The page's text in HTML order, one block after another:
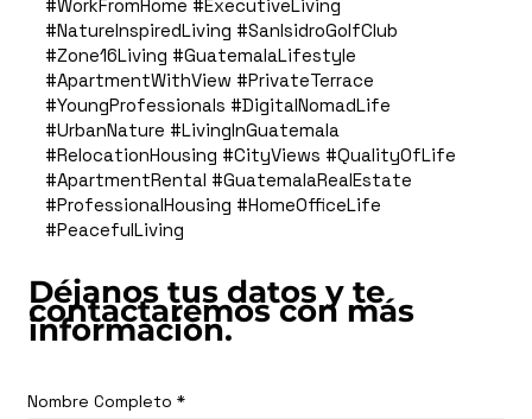
Déjanos tus datos y te
contactaremos con más
información.
Nombre Completo
#WorkFromHome #ExecutiveLiving
#NatureInspiredLiving #SanIsidroGolfClub
#Zone16Living #GuatemalaLifestyle
#ApartmentWithView #PrivateTerrace
#YoungProfessionals #DigitalNomadLife
#UrbanNature #LivingInGuatemala
#RelocationHousing #CityViews #QualityOfLife
#ApartmentRental #GuatemalaRealEstate
#ProfessionalHousing #HomeOfficeLife
#PeacefulLiving